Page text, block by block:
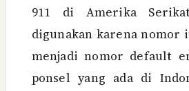
911 di Amerika
digunakan karena nomor
menjadi nomor default
ponsel yang ada di